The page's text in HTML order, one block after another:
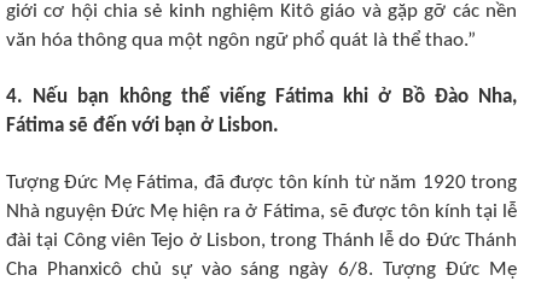
giới cơ hội chia sẻ kinh nghiệm Kitô giáo và gặp gỡ các nền
văn hóa thông qua một ngôn ngữ phổ quát là thể thao.”
4. Nếu bạn không thể viếng Fátima khi ở Bồ Đào Nha,
Fátima sẽ đến với bạn ở Lisbon.
Tượng Đức Mẹ Fátima, đã được tôn kính từ năm 1920 trong
Nhà nguyện Đức Mẹ hiện ra ở Fátima, sẽ được tôn kính tại lễ
đài tại Công viên Tejo ở Lisbon, trong Thánh lễ do Đức Thánh
Cha Phanxicô chủ sự vào sáng ngày 6/8. Tượng Đức Mẹ